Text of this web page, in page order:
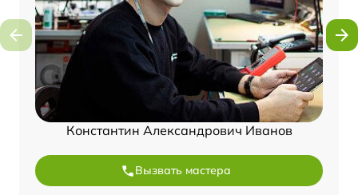
Константин Александрович Иванов
Вызвать мастера